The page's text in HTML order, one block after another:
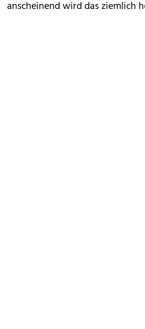
anscheinend wird das ziemlich